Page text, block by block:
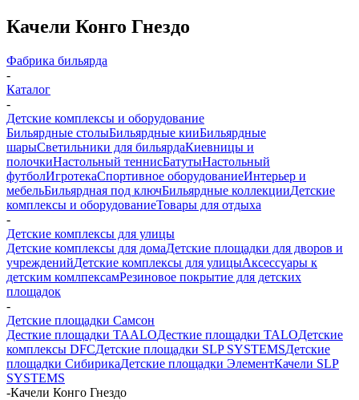
Качели Конго Гнездо
Фабрика бильярда
-
Каталог
-
Детские комплексы и оборудование
Бильярдные столыБильярдные кииБильярдные
шарыСветильники для бильярдаКиевницы и
полочкиНастольный теннисБатутыНастольный
футболИгротекаСпортивное оборудованиеИнтерьер и
мебельБильярдная под ключБильярдные коллекцииДетские
комплексы и оборудованиеТовары для отдыха
-
Детские комплексы для улицы
Детские комплексы для домаДетские площадки для дворов и
учрежденийДетские комплексы для улицыАксессуары к
детским комлпексамРезиновое покрытие для детских
площадок
-
Детские площадки Самсон
Десткие площадки TAALOДесткие площадки TALOДетские
комплексы DFCДетские площадки SLP SYSTEMSДетские
площадки СибирикаДетские площадки ЭлементКачели SLP
SYSTEMS
-Качели Конго Гнездо